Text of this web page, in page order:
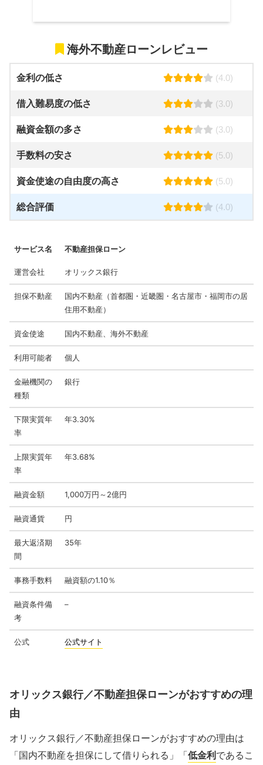
海外不動産ローンレビュー
金利の低さ (4.0)
借入難易度の低さ (3.0)
融資金額の多さ (3.0)
手数料の安さ (5.0)
資金使途の自由度の高さ (5.0)
総合評価 (4.0)
サービス名 不動産担保ローン
運営会社 オリックス銀行
担保不動産
国内不動産（首都圏・近畿圏・名古屋市・福岡市の居
住用不動産）
資金使途 国内不動産、海外不動産
利用可能者 個人
金融機関の
種類
銀行
下限実質年
率
年3.30%
上限実質年
率
年3.68%
融資金額 1,000万円～2億円
融資通貨 円
最大返済期
間
35年
事務手数料 融資額の1.10％
融資条件備
考
–
公式 公式サイト
オリックス銀行／不動産担保ローンがおすすめの理
由
オリックス銀行／不動産担保ローンがおすすめの理由は
「国内不動産を担保にして借りられる」「低金利 であるこ